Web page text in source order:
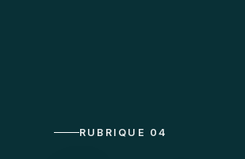
RUBRIQUE 04